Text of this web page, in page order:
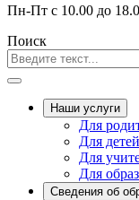
Пн-Пт с 10.00 до
Поиск
Наши услуги
Для
Для
Для
Для
Сведения об